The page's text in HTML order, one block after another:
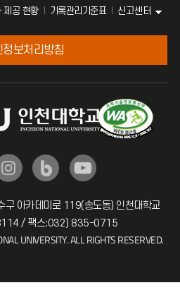
제공 현황
기록관리기준표 신고센터
정보처리방침
아카데미로 119(송도동) 인천대학교
/ 팩스:032) 835-0715
UNIVERSITY. ALL RIGHTS RESERVED.